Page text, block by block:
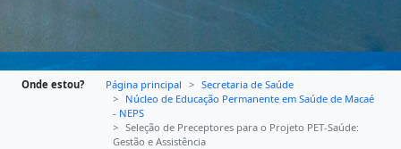
Onde estou? Página principal
Secretaria de Saúde
Núcleo de Educação Permanente em Saúde de Macaé
- NEPS
Seleção de Preceptores para o Projeto PET-Saúde:
Gestão e Assistência